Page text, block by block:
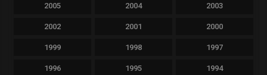
2005 2004 2003
2002 2001 2000
1999 1998 1997
1996 1995 1994